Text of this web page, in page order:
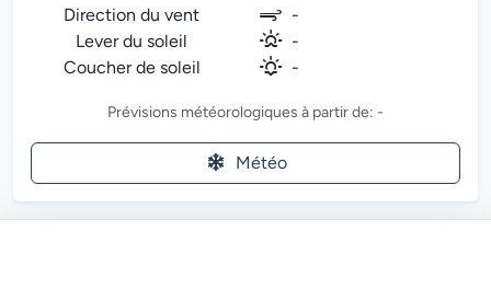
Direction du vent
-
Lever du soleil
-
Coucher de soleil
-
Prévisions météorologiques à partir de: -
Météo